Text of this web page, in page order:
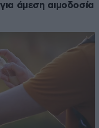
άμεση αιμοδοσία